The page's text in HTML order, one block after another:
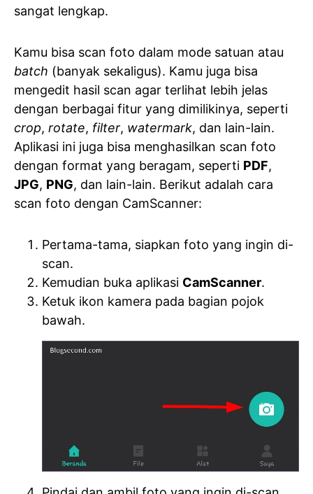
sangat lengkap.
Kamu bisa scan foto dalam mode satuan atau
batch (banyak sekaligus). Kamu juga bisa
mengedit hasil scan agar terlihat lebih jelas
dengan berbagai fitur yang dimilikinya, seperti
crop, rotate, filter, watermark, dan lain-lain.
Aplikasi ini juga bisa menghasilkan scan foto
dengan format yang beragam, seperti PDF,
JPG, PNG, dan lain-lain. Berikut adalah cara
scan foto dengan CamScanner:
Pertama-tama, siapkan foto yang ingin di-
scan.
Kemudian buka aplikasi CamScanner.
Ketuk ikon kamera pada bagian pojok
bawah.